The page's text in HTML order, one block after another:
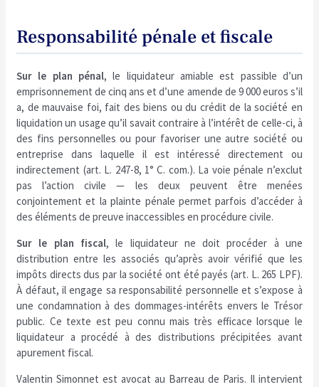
Responsabilité pénale et fiscale
Sur le plan pénal, le liquidateur amiable est passible d’un
emprisonnement de cinq ans et d’une amende de 9 000 euros s’il
a, de mauvaise foi, fait des biens ou du crédit de la société en
liquidation un usage qu’il savait contraire à l’intérêt de celle-ci, à
des fins personnelles ou pour favoriser une autre société ou
entreprise dans laquelle il est intéressé directement ou
indirectement (art. L. 247-8, 1° C. com.). La voie pénale n’exclut
pas l’action civile — les deux peuvent être menées
conjointement et la plainte pénale permet parfois d’accéder à
des éléments de preuve inaccessibles en procédure civile.
Sur le plan fiscal, le liquidateur ne doit procéder à une
distribution entre les associés qu’après avoir vérifié que les
impôts directs dus par la société ont été payés (art. L. 265 LPF).
À défaut, il engage sa responsabilité personnelle et s’expose à
une condamnation à des dommages-intérêts envers le Trésor
public. Ce texte est peu connu mais très efficace lorsque le
liquidateur a procédé à des distributions précipitées avant
apurement fiscal.
Valentin Simonnet est avocat au Barreau de Paris. Il intervient